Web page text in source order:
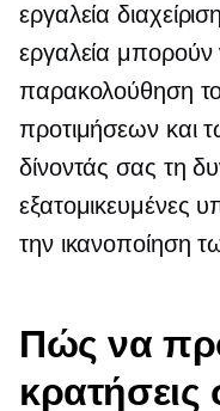
εργαλεία
εργαλεία
παρακολούθηση
προτιμήσεων και
δίνοντάς σας τη
εξατομικευμένες
την ικανοποίηση
Πώς να
κρατήσεις